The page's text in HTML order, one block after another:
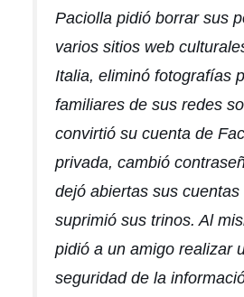
Paciolla pidió borrar sus
varios sitios web
Italia, eliminó fotografías
familiares de sus redes
convirtió su cuenta de
privada, cambió
dejó abiertas sus cuentas
suprimió sus trinos. Al
pidió a un amigo realizar
seguridad de la